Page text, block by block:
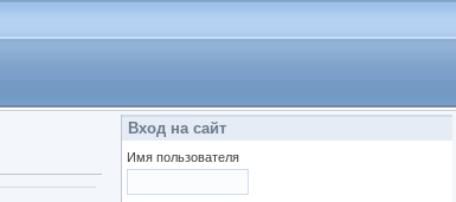
Вход на сайт
Имя пользователя